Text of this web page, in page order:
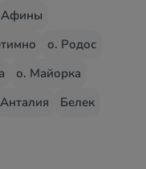
Афины
о. Родос
о. Майорка
Анталия
Белек